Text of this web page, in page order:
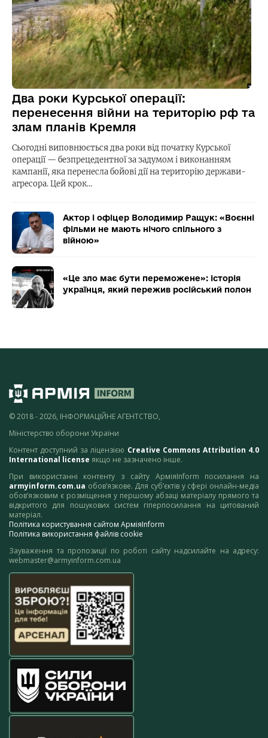
Два роки Курської операції:
перенесення війни на територію рф та
злам планів Кремля
Сьогодні виповнюється два роки від початку Курської
операції — безпрецедентної за задумом і виконанням
кампанії, яка перенесла бойові дії на територію держави-
агресора. Цей крок…
Актор і офіцер Володимир Ращук: «Воєнні
фільми не мають нічого спільного з
війною»
«Це зло має бути переможене»: історія
українця, який пережив російський полон
© 2018 - 2026, ІНФОРМАЦІЙНЕ АГЕНТСТВО,
Міністерство оборони України
Контент доступний за ліцензією Creative Commons Attribution 4.0
International license якщо не зазначено інше.
При використанні контенту з сайту АрміяInform посилання на
armyinform.com.ua обов’язкове. Для суб’єктів у сфері онлайн-медіа
обов’язковим є розміщення у першому абзаці матеріалу прямого та
відкритого для пошукових систем гіперпосилання на цитований
матеріал.
Політика користування сайтом АрміяInform
Політика використання файлів cookie
Зауваження та пропозиції по роботі сайту надсилайте на адресу:
webmaster@armyinform.com.ua